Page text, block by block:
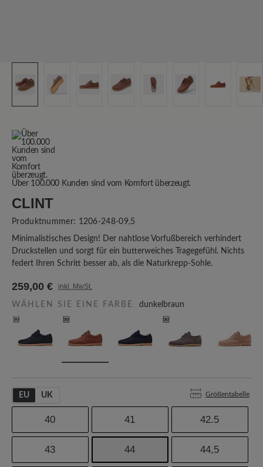
Über 100.000 Kunden sind vom Komfort überzeugt.
CLINT
Produktnummer: 1206-248-09,5
Minimalistisches Design! Der nahtlose Vorfußbereich verhindert
Druckstellen und sorgt für ein butterweiches Tragegefühl. Nichts
federt Ihren Schritt besser ab, als die Naturkrepp-Sohle.
259,00 € inkl. MwSt.
WÄHLEN SIE EINE FARBE dunkelbraun
EU UK Größentabelle
40 41 42.5
43 44 44,5